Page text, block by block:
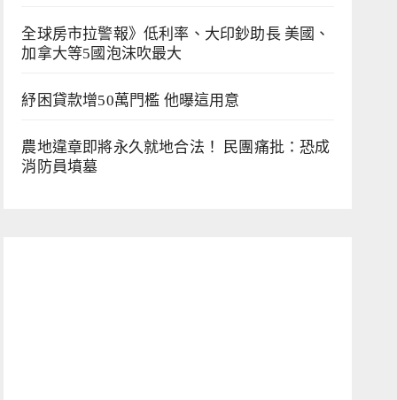
全球房市拉警報》低利率、大印鈔助長 美國、
加拿大等5國泡沫吹最大
紓困貸款增50萬門檻 他曝這用意
農地違章即將永久就地合法！ 民團痛批：恐成
消防員墳墓